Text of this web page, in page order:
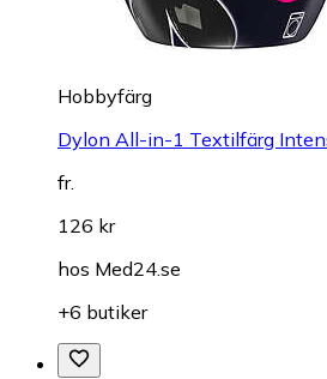
Hobbyfärg
Dylon All-in-1 Textilfärg
fr.
126 kr
hos Med24.se
+6 butiker